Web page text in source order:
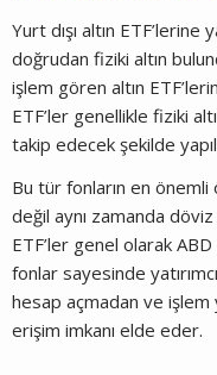
Yurt dışı altın
doğrudan fiziki altın
işlem gören altın
ETF’ler genellikle fiziki
takip edecek şekilde
Bu tür fonların en önemli
değil aynı zamanda döviz
ETF’ler genel olarak
fonlar sayesinde
hesap açmadan ve işlem
erişim imkanı elde eder.